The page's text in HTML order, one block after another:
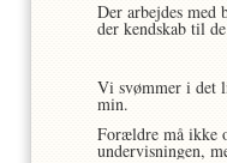
Der arbejdes med
der kendskab til
Vi svømmer i det
min.
Forældre må ikke
undervisningen,